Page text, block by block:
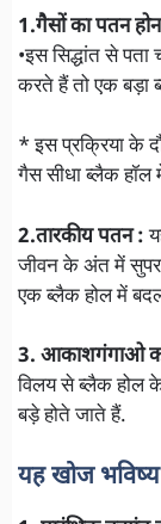
1.गैसों का पतन
•इस सिद्धांत से
करते हैं तो एक बड़ा
* इस प्रक्रिया के
गैस सीधा ब्लैक हॉल में
2.तारकीय पतन :
जीवन के अंत में
एक ब्लैक होल में
3. आकाशगंगाओ
विलय से ब्लैक होल
बड़े होते जाते हैं.
यह खोज